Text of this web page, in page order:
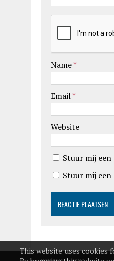
Name*
Email*
Website
Stuur mij een
Stuur mij een
This website uses cookies